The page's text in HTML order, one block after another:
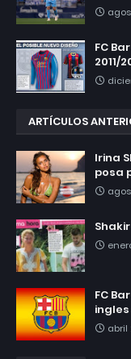
FC
2011/
ARTÍCULOS
Irina
posa
FC
ingles
abril